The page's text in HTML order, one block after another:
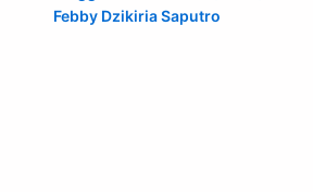
Febby Dzikiria Saputro